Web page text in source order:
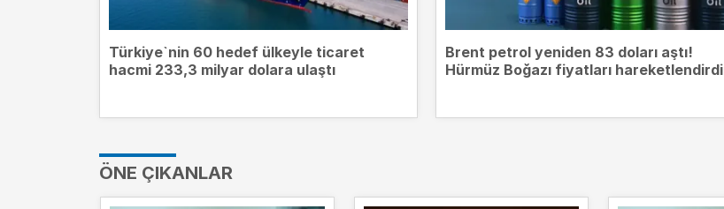
Türkiye`nin 60 hedef ülkeyle ticaret
hacmi 233,3 milyar dolara ulaştı
Brent petrol yeniden 83 doları aştı!
Hürmüz Boğazı fiyatları hareketlendirdi
ÖNE ÇIKANLAR